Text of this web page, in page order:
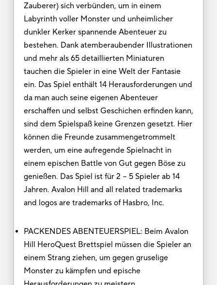
Zauberer) sich verbünden, um in einem
Labyrinth voller Monster und unheimlicher
dunkler Kerker spannende Abenteuer zu
bestehen. Dank atemberaubender Illustrationen
und mehr als 65 detaillierten Miniaturen
tauchen die Spieler in eine Welt der Fantasie
ein. Das Spiel enthält 14 Herausforderungen und
da man auch seine eigenen Abenteuer
erschaffen und selbst Geschichen erfinden kann,
sind dem Spielspaß keine Grenzen gesetzt. Hier
können die Freunde zusammengetrommelt
werden, um eine aufregende Spielnacht in
einem epischen Battle von Gut gegen Böse zu
genießen. Das Spiel ist für 2 − 5 Spieler ab 14
Jahren. Avalon Hill and all related trademarks
and logos are trademarks of Hasbro, Inc.
PACKENDES ABENTEUERSPIEL: Beim Avalon
Hill HeroQuest Brettspiel müssen die Spieler an
einem Strang ziehen, um gegen gruselige
Monster zu kämpfen und epische